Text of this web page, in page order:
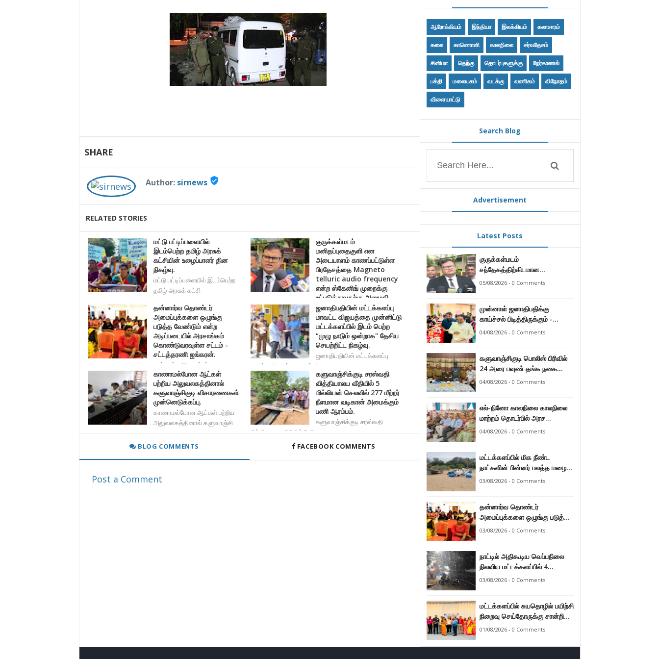
SHARE
Author: sirnews verified_user
RELATED STORIES
மட்டு பட்டிப்பளையில்
இடம்பெற்ற தமிழ் அரசுக்
கட்சியின் உழைப்பாளர் தின
நிகழ்வு.
மட்டு.பட்டிப்பளையில் இடம்பெற்ற
தமிழ் அரசுக் கட்சி
குருக்கள்மடம்
மனிதப்புதைகுளி என
அடையாளம் காணப்பட்டுள்ள
பிரதேசத்தை Magneto
telluric audio frequency
என்ற ஸ்கேனிங் முறைக்கு
உட்படுத்துவதற்கு அனுமதி.
குருக்கள்மடம் மனிதப்புதைகுளி என அடையாளம் காணப்பட்
தன்னார்வ தொண்டர்
அமைப்புக்களை ஒழுங்கு
படுத்த வேண்டும் என்ற
அடிப்படையில் அரசாங்கம்
கொண்டுவரவுள்ள சட்டம் -
சட்டத்தரணி ஐங்கரன்.
தன்னார்வ தொண்டர்
அமைப்புக்களை ஒழுங்கு படுத்த வேண்
ஜனாதிபதியின் மட்டக்களப்பு
மாவட்ட விஜயத்தை முன்னிட்டு
மட்டக்களப்பில் இடம் பெற்ற
“முழு நாடும் ஒன்றாக" தேசிய
செயற்றிட்ட நிகழ்வு.
ஜனாதிபதியின் மட்டக்களப்பு
மாவட்ட விஜயத்தை முன்னிட
காணாமல்போன ஆட்கள்
பற்றிய அலுவலகத்தினால்
களுவாஞ்சிகுடி விசாரணைகள்
முன்னெடுக்கப்பு.
காணாமல்போன ஆட்கள் பற்றிய
அலுவலகத்தினால் களுவாஞ்சி
களுவாஞ்சிக்குடி சரஸ்வதி
வித்தியாலய வீதியில் 5
மில்லியன் செலவில் 277 மீற்றர்
நீளமான வடிகான் அமைக்கும்
பணி ஆரம்பம்.
களுவாஞ்சிக்குடி சரஸ்வதி
வித்தியாலய வீதியில் 5 மில
BLOG COMMENTS
FACEBOOK COMMENTS
Post a Comment
ஆரோக்கியம் இந்தியா இலக்கியம் கலாசாரம்
கலை காணொளி காலநிலை சர்வதேசம்
சினிமா தெற்கு தொடர்புகளுக்கு நேர்காணல்
பக்தி மலையகம் வடக்கு வணிகம் விநோதம்
விளையாட்டு
Search Blog
Advertisement
Latest Posts
குருக்கள்மடம்
சந்தேகத்திற்கிடமான
மனிதப்புதைகுழி தொடர்பான
தவணையிடப்பட்டுள்ளது.
05/08/2026 - 0 Comments
முன்னாள் ஜனாதிபதிக்கு
காய்ச்சல் பிடித்திருக்கும் -
பாராளுமன்ற உறுப்பினர் ஸ்ரீநேசன்
04/08/2026 - 0 Comments
களுவாஞ்சிகுடி பொலிஸ் பிரிவில்
24 அரை பவுண் தங்க நகை
களவு 24 மணித்தியலத்தில்
04/08/2026 - 0 Comments
எல்-நினோ காலநிலை காலநிலை
மாற்றம் தொடர்பில் அரச
உத்தியோகஸ்த்தர்களுக்கு
04/08/2026 - 0 Comments
மட்டக்களப்பில் மிக நீண்ட
நாட்களின் பின்னர் பலத்த மழை
47.8 மில்லி மீற்றர் மழை வீழ்ச்சி
03/08/2026 - 0 Comments
தன்னார்வ தொண்டர்
அமைப்புக்களை ஒழுங்கு படுத்த
வேண்டும் என்ற அடிப்படையில்
03/08/2026 - 0 Comments
நாட்டில் அதிகூடிய வெப்பநிலை
நிலவிய மட்டக்களப்பில் 4
மாதங்களுக்குப் பின்னர் பலத்த
03/08/2026 - 0 Comments
மட்டக்களப்பில் சுயதொழில் பயிற்சி
நிறைவு செய்தோருக்கு சான்றிதழ்
வழங்கி வைப்பு.
01/08/2026 - 0 Comments